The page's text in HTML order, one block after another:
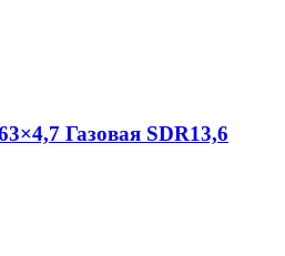
Газовая SDR13,6